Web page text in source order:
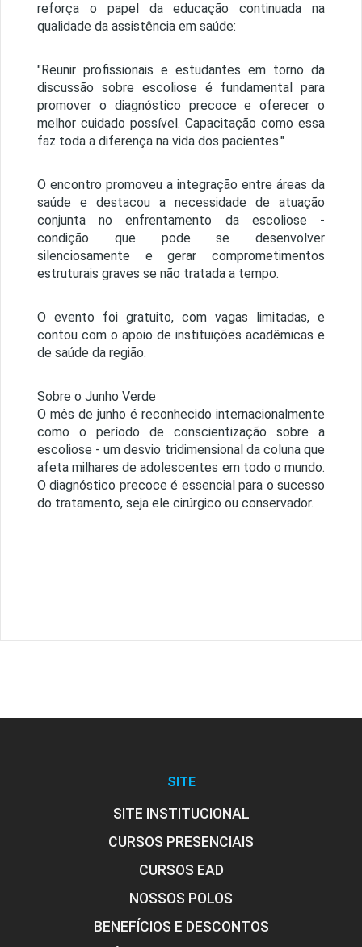
reforça o papel da educação continuada na
qualidade da assistência em saúde:
"Reunir profissionais e estudantes em torno da
discussão sobre escoliose é fundamental para
promover o diagnóstico precoce e oferecer o
melhor cuidado possível. Capacitação como essa
faz toda a diferença na vida dos pacientes."
O encontro promoveu a integração entre áreas da
saúde e destacou a necessidade de atuação
conjunta no enfrentamento da escoliose -
condição que pode se desenvolver
silenciosamente e gerar comprometimentos
estruturais graves se não tratada a tempo.
O evento foi gratuito, com vagas limitadas, e
contou com o apoio de instituições acadêmicas e
de saúde da região.
Sobre o Junho Verde
O mês de junho é reconhecido internacionalmente
como o período de conscientização sobre a
escoliose - um desvio tridimensional da coluna que
afeta milhares de adolescentes em todo o mundo.
O diagnóstico precoce é essencial para o sucesso
do tratamento, seja ele cirúrgico ou conservador.
SITE
SITE INSTITUCIONAL
CURSOS PRESENCIAIS
CURSOS EAD
NOSSOS POLOS
BENEFÍCIOS E DESCONTOS